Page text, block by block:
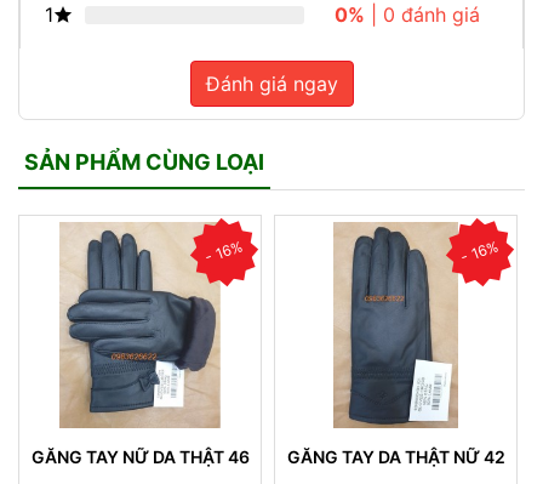
1
0% | 0 đánh giá
Đánh giá ngay
SẢN PHẨM CÙNG LOẠI
- 16%
GĂNG TAY NỮ DA THẬT 46
- 16%
GĂNG TAY DA THẬT NỮ 42